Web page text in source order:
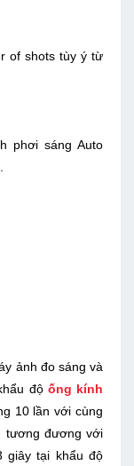
of shots tùy ý từ
phơi sáng Auto
ảnh đo sáng và
độ ống kính
10 lần với cùng
tương đương với
giây tại khẩu độ